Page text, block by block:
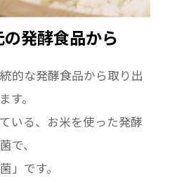
発酵食品から
的な発酵食品から取り出
す。
いる、お米を使った発酵
で、
」です。